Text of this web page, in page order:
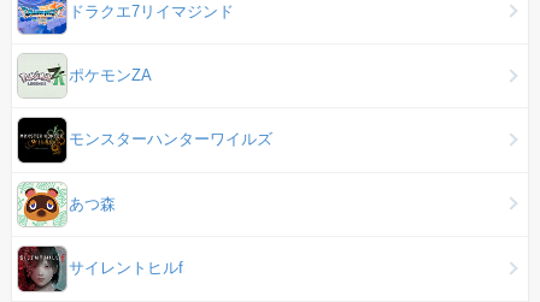
ドラクエ7リイマジンド
ポケモンZA
モンスターハンターワイルズ
あつ森
サイレントヒルf